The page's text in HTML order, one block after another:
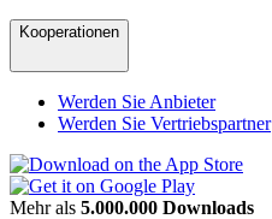
Kooperationen
Werden Sie Anbieter
Werden Sie Vertriebspartner
Mehr als 5.000.000 Downloads